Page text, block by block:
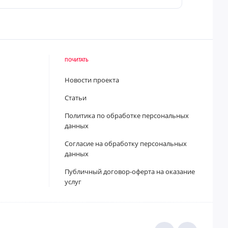
ПОЧИТАТЬ
Новости проекта
Статьи
Политика по обработке персональных
данных
Согласие на обработку персональных
данных
Публичный договор-оферта на оказание
услуг